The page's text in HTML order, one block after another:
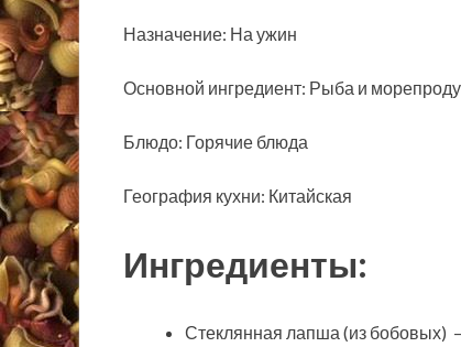
Назначение: На ужин
Основной ингредиент: Рыба и
Блюдо: Горячие блюда
География кухни: Китайская
Ингредиенты:
Стеклянная лапша (из бобовых)